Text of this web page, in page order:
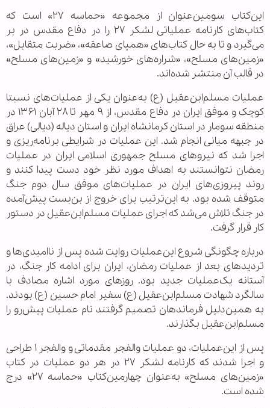
این‌کتاب سومین‌عنوان از مجموعه «حماسه ۲۷» است که
کتاب‌های کارنامه عملیاتی لشکر ۲۷ را در دفاع مقدس در بر
می‌گیرد و تا به حال کتاب‌های «همپای صاعقه»، «ضربت متقابل»،
«زمین‌های مسلح»، «شراره‌های خورشید» و «زمین‌های مسلح»
در قالب آن منتشر شده‌اند.
عملیات مسلم‌ابن‌عقیل (ع) به‌عنوان یکی از عملیات‌های نسبتا
کوچک و موفق ایران در دفاع مقدس، از ۹ مهر تا ۲۸ آبان ۱۳۶۱ در
منطقه سومار در استان کرمانشاه ایران و استان دیاله (دیالی) عراق
در جبهه میانی انجام شد. این عملیات در شرایطی برنامه‌ریزی و
اجرا شد که نیروهای مسلح جمهوری اسلامی ایران در عملیات
رمضان نتوانستند به اهداف مورد نظر خود دست پیدا کنند و
روند پیروزی‌های ایران در عملیات‌های موفق سال دوم جنگ
متوقف شده بود. به این‌ترتیب برای خروج از بن‌بست پیش‌آمده
در جنگ تلاش می‌شد که اجرای عملیات مسلم‌ابن‌عقیل در دستور
کار قرار گرفت.
درباره چگونگی شروع این‌عملیات روایت شده پس از ناامیدی‌ها و
تردیدهای بعد از عملیات رمضان، ایران برای ادامه کار جنگ، در
آستانه یک‌عملیات جدید بود. روزهای مورد اشاره مصادف با
سالگرد شهادت مسلم‌ابن‌عقیل (ع) سفیر امام حسین (ع) بودند.
به همین‌دلیل فرماندهان تصمیم گرفتند نام عملیات پیش‌رو را
مسلم‌ابن‌عقیل بگذارند.
پس از این‌عملیات، دو عملیات والفجر مقدماتی و والفجر ۱ طراحی
و اجرا شدند که کارنامه لشکر ۲۷ در هر دو عملیات در کتاب
«زمین‌های مسلح» به‌عنوان چهارمین‌کتاب «حماسه ۲۷» درج
شده است.